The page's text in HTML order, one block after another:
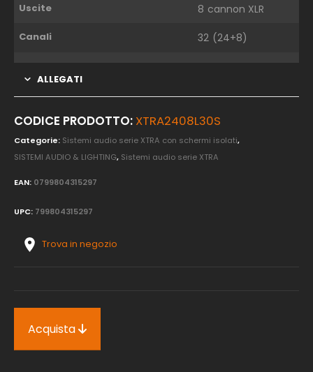
Uscite 8 cannon XLR
Canali 32 (24+8)
ALLEGATI
CODICE PRODOTTO: XTRA2408L30S
Categorie: Sistemi audio serie XTRA con schermi isolati,
SISTEMI AUDIO & LIGHTING, Sistemi audio serie XTRA
EAN: 0799804315297
UPC: 799804315297
Trova in negozio
Acquista